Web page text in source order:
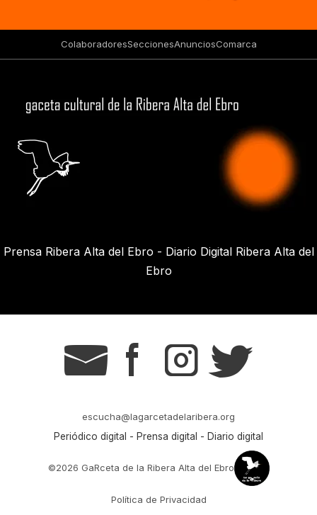
ColaboradoresSeccionesAnunciosComarca
Prensa Ribera Alta del Ebro - Diario Digital Ribera Alta del
Ebro
g s t r
escucha@lagarcetadelaribera.org
Periódico digital - Prensa digital - Diario digital
©2026 GaRceta de la Ribera Alta del Ebro
Política de Privacidad